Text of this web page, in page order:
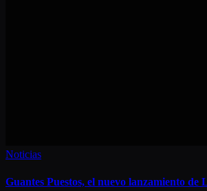
Noticias
Guantes Puestos, el nuevo lanzamiento de